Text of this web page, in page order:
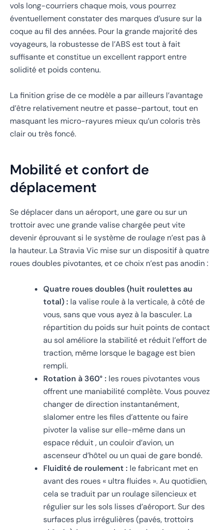
vols long-courriers chaque mois, vous pourrez
éventuellement constater des marques d’usure sur la
coque au fil des années. Pour la grande majorité des
voyageurs, la robustesse de l’ABS est tout à fait
suffisante et constitue un excellent rapport entre
solidité et poids contenu.
La finition grise de ce modèle a par ailleurs l’avantage
d’être relativement neutre et passe-partout, tout en
masquant les micro-rayures mieux qu’un coloris très
clair ou très foncé.
Mobilité et confort de
déplacement
Se déplacer dans un aéroport, une gare ou sur un
trottoir avec une grande valise chargée peut vite
devenir éprouvant si le système de roulage n’est pas à
la hauteur. La Stravia Vic mise sur un dispositif à quatre
roues doubles pivotantes, et ce choix n’est pas anodin :
Quatre roues doubles (huit roulettes au
total) : la valise roule à la verticale, à côté de
vous, sans que vous ayez à la basculer. La
répartition du poids sur huit points de contact
au sol améliore la stabilité et réduit l’effort de
traction, même lorsque le bagage est bien
rempli.
Rotation à 360° : les roues pivotantes vous
offrent une maniabilité complète. Vous pouvez
changer de direction instantanément,
slalomer entre les files d’attente ou faire
pivoter la valise sur elle-même dans un
espace réduit , un couloir d’avion, un
ascenseur d’hôtel ou un quai de gare bondé.
Fluidité de roulement : le fabricant met en
avant des roues « ultra fluides ». Au quotidien,
cela se traduit par un roulage silencieux et
régulier sur les sols lisses d’aéroport. Sur des
surfaces plus irrégulières (pavés, trottoirs